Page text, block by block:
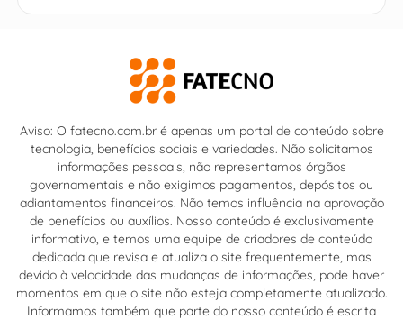
Aviso: O fatecno.com.br é apenas um portal de conteúdo sobre
tecnologia, benefícios sociais e variedades. Não solicitamos
informações pessoais, não representamos órgãos
governamentais e não exigimos pagamentos, depósitos ou
adiantamentos financeiros. Não temos influência na aprovação
de benefícios ou auxílios. Nosso conteúdo é exclusivamente
informativo, e temos uma equipe de criadores de conteúdo
dedicada que revisa e atualiza o site frequentemente, mas
devido à velocidade das mudanças de informações, pode haver
momentos em que o site não esteja completamente atualizado.
Informamos também que parte do nosso conteúdo é escrita